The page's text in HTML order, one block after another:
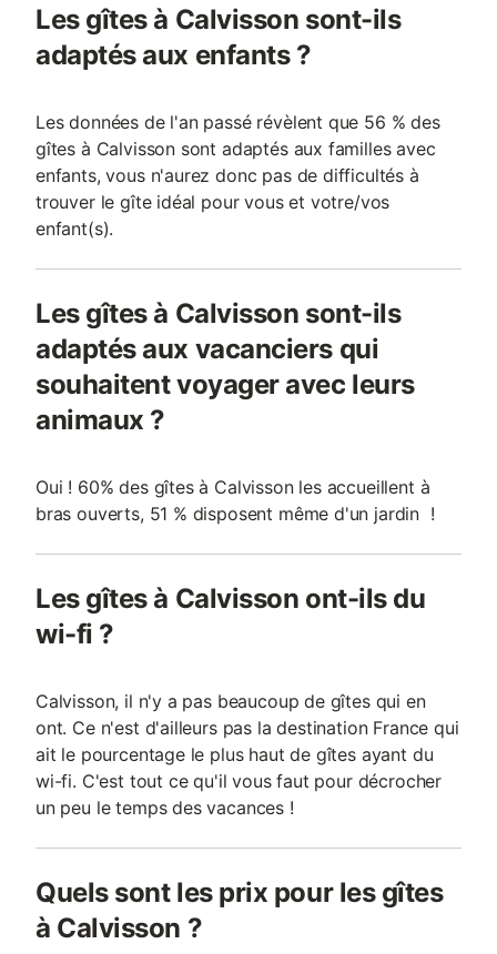
Les gîtes à Calvisson sont-ils
adaptés aux enfants ?
Les données de l'an passé révèlent que 56 % des
gîtes à Calvisson sont adaptés aux familles avec
enfants, vous n'aurez donc pas de difficultés à
trouver le gîte idéal pour vous et votre/vos
enfant(s).
Les gîtes à Calvisson sont-ils
adaptés aux vacanciers qui
souhaitent voyager avec leurs
animaux ?
Oui ! 60% des gîtes à Calvisson les accueillent à
bras ouverts, 51 % disposent même d'un jardin !
Les gîtes à Calvisson ont-ils du
wi-fi ?
Calvisson, il n'y a pas beaucoup de gîtes qui en
ont. Ce n'est d'ailleurs pas la destination France qui
ait le pourcentage le plus haut de gîtes ayant du
wi-fi. C'est tout ce qu'il vous faut pour décrocher
un peu le temps des vacances !
Quels sont les prix pour les gîtes
à Calvisson ?